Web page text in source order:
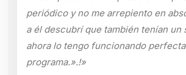
periódico y no me arrepiento en
a él descubrí que también tenían un
ahora lo tengo funcionando
programa.».!»